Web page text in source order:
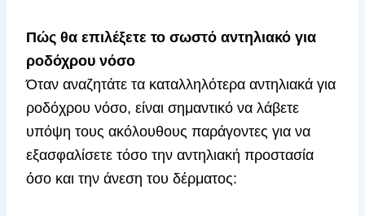
Πώς θα επιλέξετε το σωστό αντηλιακό για
ροδόχρου νόσο
Όταν αναζητάτε τα καταλληλότερα αντηλιακά για
ροδόχρου νόσο, είναι σημαντικό να λάβετε
υπόψη τους ακόλουθους παράγοντες για να
εξασφαλίσετε τόσο την αντηλιακή προστασία
όσο και την άνεση του δέρματος: